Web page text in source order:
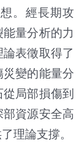
。經長期攻
量分析的力
表徵取得了
變的能量分
局部損傷到
資源安全高
理論支撐。